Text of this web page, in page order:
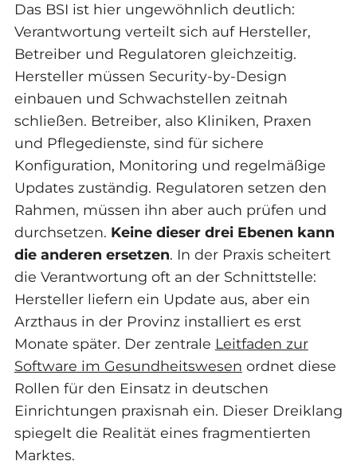
Das BSI ist hier ungewöhnlich deutlich:
Verantwortung verteilt sich auf Hersteller,
Betreiber und Regulatoren gleichzeitig.
Hersteller müssen Security-by-Design
einbauen und Schwachstellen zeitnah
schließen. Betreiber, also Kliniken, Praxen
und Pflegedienste, sind für sichere
Konfiguration, Monitoring und regelmäßige
Updates zuständig. Regulatoren setzen den
Rahmen, müssen ihn aber auch prüfen und
durchsetzen. Keine dieser drei Ebenen kann
die anderen ersetzen. In der Praxis scheitert
die Verantwortung oft an der Schnittstelle:
Hersteller liefern ein Update aus, aber ein
Arzthaus in der Provinz installiert es erst
Monate später. Der zentrale Leitfaden zur
Software im Gesundheitswesen ordnet diese
Rollen für den Einsatz in deutschen
Einrichtungen praxisnah ein. Dieser Dreiklang
spiegelt die Realität eines fragmentierten
Marktes.